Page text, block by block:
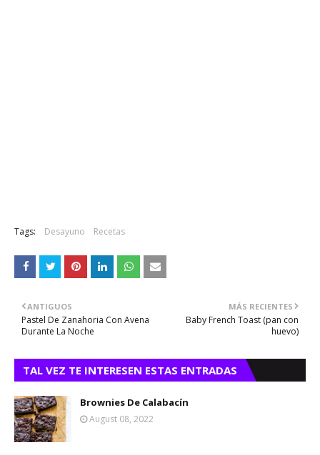
Tags: Desayuno Recetas
MÁS RECIENTES
Baby French Toast (pan con
huevo)
ANTIGUOS
Pastel De Zanahoria Con Avena
Durante La Noche
TAL VEZ TE INTERESEN ESTAS ENTRADAS
Brownies De Calabacín
August 08, 2022